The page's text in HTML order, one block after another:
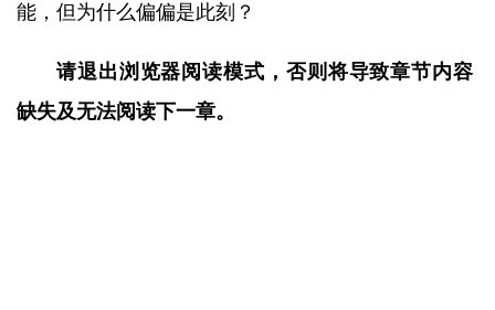
能，但为什么偏偏是此刻？
请退出浏览器阅读模式，否则将导致章节内容
缺失及无法阅读下一章。